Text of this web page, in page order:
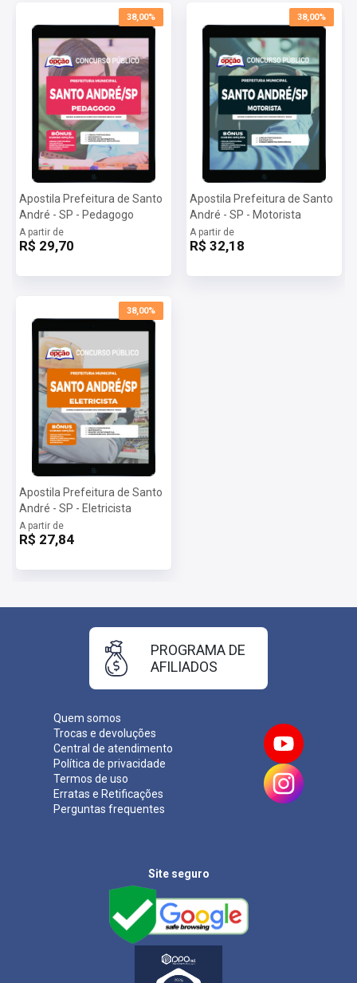
38,00%
Apostila Prefeitura de Santo
André - SP - Pedagogo
A partir de
R$ 29,70
38,00%
Apostila Prefeitura de Santo
André - SP - Motorista
A partir de
R$ 32,18
38,00%
Apostila Prefeitura de Santo
André - SP - Eletricista
A partir de
R$ 27,84
Quem somos
Trocas e devoluções
Central de atendimento
Política de privacidade
Termos de uso
Erratas e Retificações
Perguntas frequentes
PROGRAMA DE
AFILIADOS
Site seguro